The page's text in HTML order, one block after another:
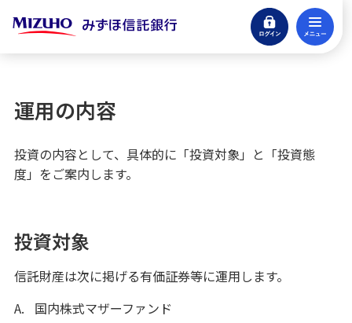
ログイン
閉じる
確定拠出年金
運用の内容
費用とリスク
インデックスファンド
みずほ信託eサービス
運用の内容
投資の内容として、具体的に「投資対象」と「投資態
度」をご案内します。
投資対象
信託財産は次に掲げる有価証券等に運用します。
A.
国内株式マザーファンド